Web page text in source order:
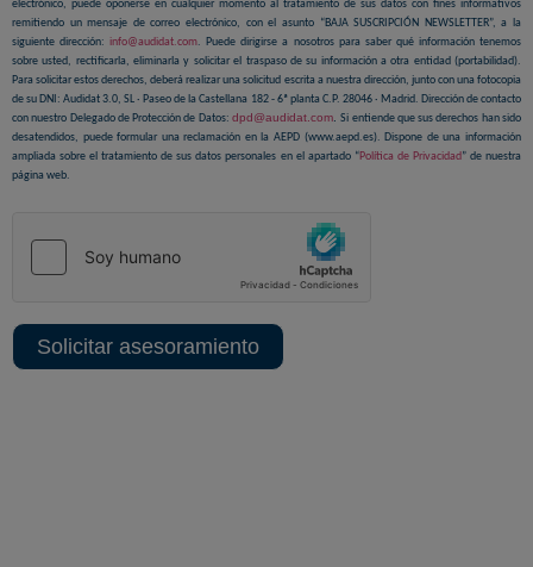
electrónico, puede oponerse en cualquier momento al tratamiento de sus datos con fines informativos
remitiendo un mensaje de correo electrónico, con el asunto “BAJA SUSCRIPCIÓN NEWSLETTER”, a la
siguiente dirección:info@audidat.com. Puede dirigirse a nosotros para saber qué información tenemos
sobre usted, rectificarla, eliminarla y solicitar el traspaso de su información a otra entidad (portabilidad).
Para solicitar estos derechos, deberá realizar una solicitud escrita a nuestra dirección, junto con una fotocopia
de su DNI: Audidat 3.0, SL · Paseo de la Castellana 182 - 6ª planta C.P. 28046 · Madrid. Dirección de contacto
con nuestro Delegado de Protección de Datos: dpd@audidat.com.Si entiende que sus derechos han sido
desatendidos, puede formular una reclamación en la AEPD (www.aepd.es). Dispone de una información
ampliada sobre el tratamiento de sus datos personales en el apartado “Política de Privacidad” de nuestra
página web.
Solicitar asesoramiento